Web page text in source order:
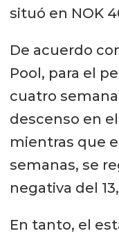
situó en NOK
De acuerdo
Pool, para el
cuatro
descenso en
mientras que
semanas, se
negativa del
En tanto, el